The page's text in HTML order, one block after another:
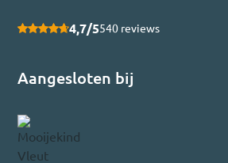
4,7/5540 reviews
Aangesloten bij